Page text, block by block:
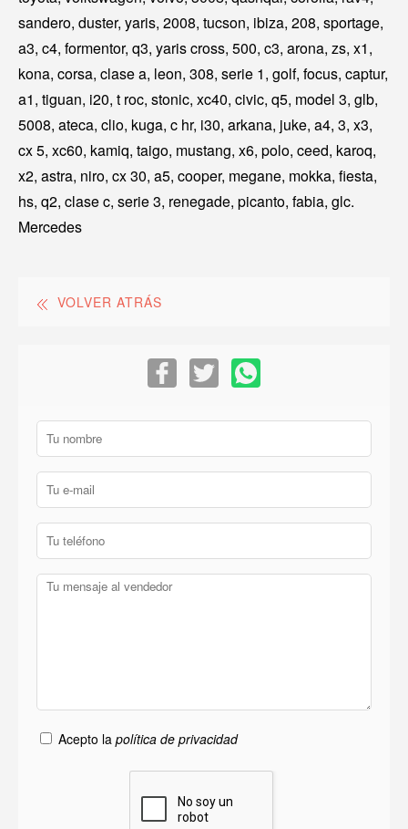
sandero, duster, yaris, 2008, tucson, ibiza, 208, sportage,
a3, c4, formentor, q3, yaris cross, 500, c3, arona, zs, x1,
kona, corsa, clase a, leon, 308, serie 1, golf, focus, captur,
a1, tiguan, i20, t roc, stonic, xc40, civic, q5, model 3, glb,
5008, ateca, clio, kuga, c hr, i30, arkana, juke, a4, 3, x3,
cx 5, xc60, kamiq, taigo, mustang, x6, polo, ceed, karoq,
x2, astra, niro, cx 30, a5, cooper, megane, mokka, fiesta,
hs, q2, clase c, serie 3, renegade, picanto, fabia, glc.
Mercedes
VOLVER ATRÁS
Acepto la política de privacidad